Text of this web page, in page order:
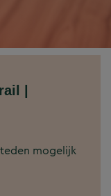
|
mogelijk